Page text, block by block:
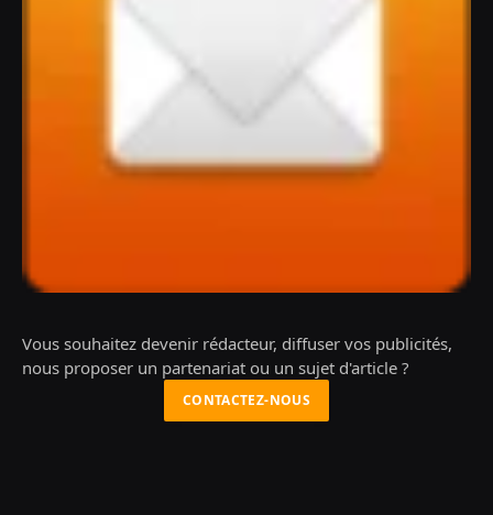
Vous souhaitez devenir rédacteur, diffuser vos publicités,
nous proposer un partenariat ou un sujet d'article ?
CONTACTEZ-NOUS